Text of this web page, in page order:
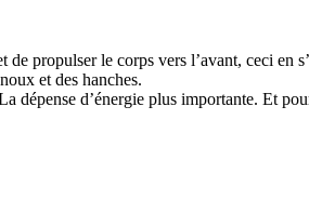
propulser le corps vers l’avant, ceci en
et des hanches.
dépense d’énergie plus importante. Et